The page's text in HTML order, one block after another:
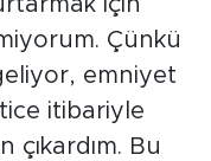
için
Çünkü
emniyet
itibariyle
Bu